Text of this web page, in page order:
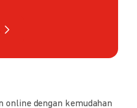
online dengan kemudahan